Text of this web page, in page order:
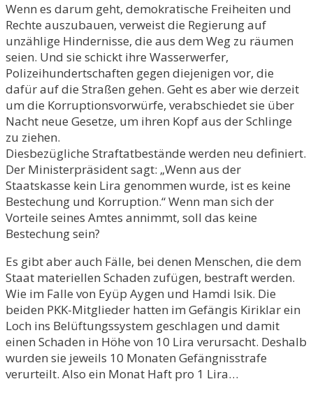
Wenn es darum geht, demokratische Freiheiten und
Rechte auszubauen, verweist die Regierung auf
unzählige Hindernisse, die aus dem Weg zu räumen
seien. Und sie schickt ihre Wasserwerfer,
Polizeihundertschaften gegen diejenigen vor, die
dafür auf die Straßen gehen. Geht es aber wie derzeit
um die Korruptionsvorwürfe, verabschiedet sie über
Nacht neue Gesetze, um ihren Kopf aus der Schlinge
zu ziehen.
Diesbezügliche Straftatbestände werden neu definiert.
Der Ministerpräsident sagt: „Wenn aus der
Staatskasse kein Lira genommen wurde, ist es keine
Bestechung und Korruption.“ Wenn man sich der
Vorteile seines Amtes annimmt, soll das keine
Bestechung sein?
Es gibt aber auch Fälle, bei denen Menschen, die dem
Staat materiellen Schaden zufügen, bestraft werden.
Wie im Falle von Eyüp Aygen und Hamdi Isik. Die
beiden PKK-Mitglieder hatten im Gefängis Kiriklar ein
Loch ins Belüftungssystem geschlagen und damit
einen Schaden in Höhe von 10 Lira verursacht. Deshalb
wurden sie jeweils 10 Monaten Gefängnisstrafe
verurteilt. Also ein Monat Haft pro 1 Lira…